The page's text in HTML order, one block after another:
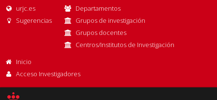
urjc.es
Sugerencias
Departamentos
Grupos de investigación
Grupos docentes
Centros/Institutos de Investigación
Inicio
Acceso Investigadores